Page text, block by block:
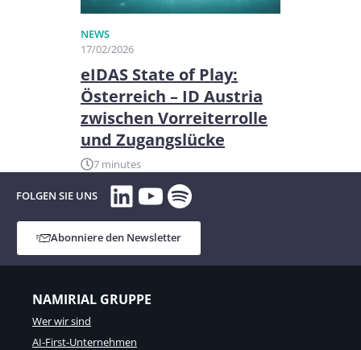
NEWS
17/02/2026
eIDAS State of Play:
Österreich – ID Austria
zwischen Vorreiterrolle
und Zugangslücke
7 minutes
FOLGEN SIE UNS LinkedIn
YouTube
Spotify
Abonniere den Newsletter
NAMIRIAL GRUPPE
Wer wir sind
AI-First-Unternehmen